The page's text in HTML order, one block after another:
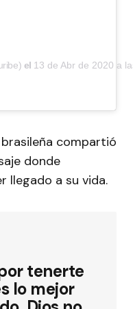
el 13 de Abr de 2020 a
compartió
donde
llegado a su vida.
tenerte
lo mejor